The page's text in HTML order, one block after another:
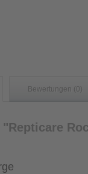
Bewertungen (0)